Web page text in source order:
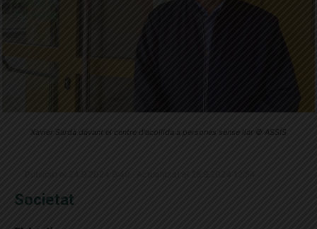
Xavier Sardà davant el centre d'acollida a persones sense llar © ASSÍS
Societat